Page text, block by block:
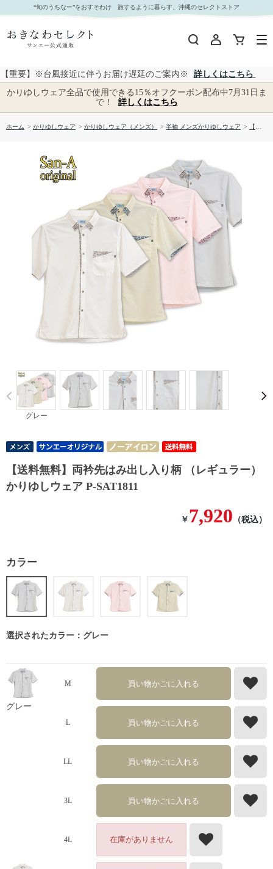
【送料無料】両衿先はみ出し入り柄 （レギュラー）かりゆしウェア P-SAT1811｜おきなわセレ
クト サンエー公式通販
“旬のうちなー”をおすそわけ 旅するように暮らす、沖縄のセレクトストア
【重要】※台風接近に伴うお届け遅延のご案内※
詳しくはこちら
かりゆしウェア全品で使用できる15％オフクーポン配布中7月31日ま
で！
詳しくはこちら
ホーム > かりゆしウェア > かりゆしウェア（メンズ） > 半袖 メンズかりゆしウェア > 【送料無料】両衿先はみ出し入り柄 （レギュラー）かりゆしウェア P-SAT1811
グレー
Prev
【送料無料】両衿先はみ出し入り柄 （レギュラー）
かりゆしウェア P-SAT1811
￥ 7,920 （税込）
カラー
選択されたカラー：グレー
グレー
M 買い物かごに入れる
L 買い物かごに入れる
LL 買い物かごに入れる
3L 買い物かごに入れる
4L 在庫がありません